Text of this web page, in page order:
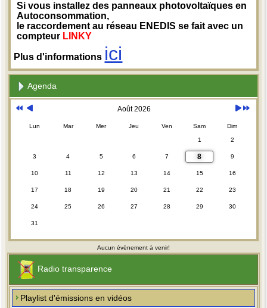
Si vous installez des panneaux photovoltaïques en
Autoconsommation,
le raccordement au réseau ENEDIS se fait avec un
compteur LINKY
Plus d'informations ici
Agenda
Août 2026
Lun Mar Mer Jeu Ven Sam Dim
1 2
3 4 5 6 7 8 9
10 11 12 13 14 15 16
17 18 19 20 21 22 23
24 25 26 27 28 29 30
31
Aucun évènement à venir!
Radio transparence
Playlist d'émissions en vidéos